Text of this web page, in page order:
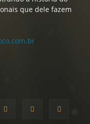
que dele fazem